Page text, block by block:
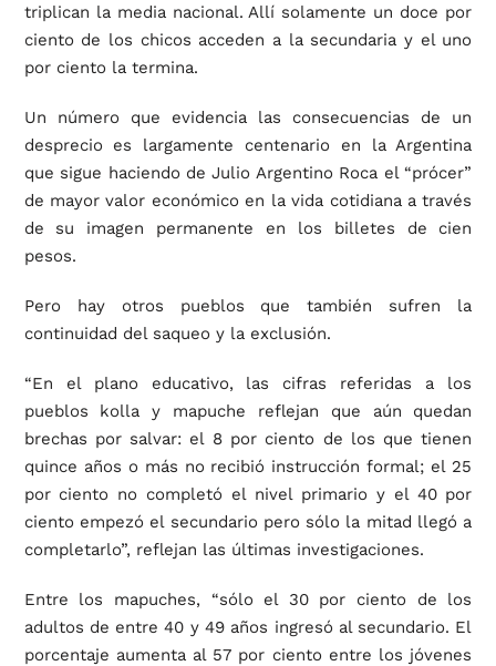
triplican la media nacional. Allí solamente un doce por
ciento de los chicos acceden a la secundaria y el uno
por ciento la termina.
Un número que evidencia las consecuencias de un
desprecio es largamente centenario en la Argentina
que sigue haciendo de Julio Argentino Roca el “prócer”
de mayor valor económico en la vida cotidiana a través
de su imagen permanente en los billetes de cien
pesos.
Pero hay otros pueblos que también sufren la
continuidad del saqueo y la exclusión.
“En el plano educativo, las cifras referidas a los
pueblos kolla y mapuche reflejan que aún quedan
brechas por salvar: el 8 por ciento de los que tienen
quince años o más no recibió instrucción formal; el 25
por ciento no completó el nivel primario y el 40 por
ciento empezó el secundario pero sólo la mitad llegó a
completarlo”, reflejan las últimas investigaciones.
Entre los mapuches, “sólo el 30 por ciento de los
adultos de entre 40 y 49 años ingresó al secundario. El
porcentaje aumenta al 57 por ciento entre los jóvenes